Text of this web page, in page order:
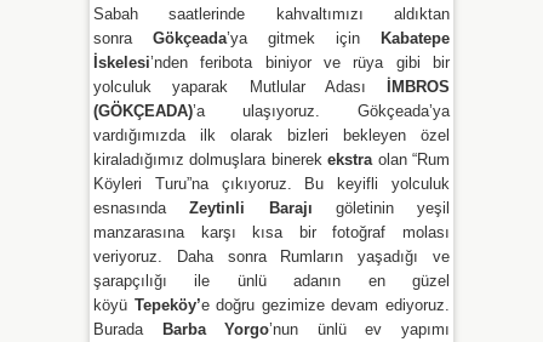
Sabah saatlerinde kahvaltımızı aldıktan
sonra Gökçeada’ya gitmek için
Kabatepe
İskelesi’nden feribota biniyor ve rüya gibi bir
yolculuk yaparak Mutlular Adası
İMBROS
(GÖKÇEADA)’a ulaşıyoruz. Gökçeada’ya
vardığımızda ilk olarak bizleri bekleyen özel
kiraladığımız dolmuşlara binerekekstra olan “Rum
Köyleri Turu”na çıkıyoruz. Bu keyifli yolculuk
esnasındaZeytinli Barajı göletinin yeşil
manzarasına karşı kısa bir fotoğraf molası
veriyoruz. Daha sonra Rumların yaşadığı ve
şarapçılığı ile ünlü adanın en güzel
köyü Tepeköy’e doğru gezimize devam ediyoruz.
Burada
Barba Yorgo’nun ünlü ev yapımı